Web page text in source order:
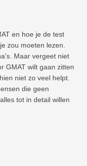
en hoe je de test
zou moeten lezen.
Maar vergeet niet
GMAT wilt gaan zitten
niet zo veel helpt.
die geen
tot in detail willen